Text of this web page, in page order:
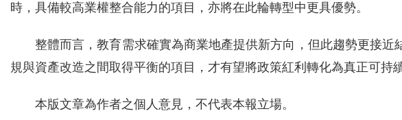
時，具備較高業權整合能力的項目，亦將在此輪轉型中更具優勢。
整體而言，教育需求確實為商業地產提供新方向，但此趨勢更接近
規與資產改造之間取得平衡的項目，才有望將政策紅利轉化為真正可持
本版文章為作者之個人意見，不代表本報立場。